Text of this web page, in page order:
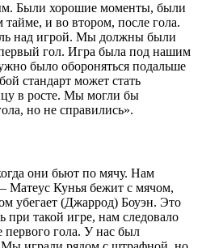
Были хорошие моменты, были
и во втором, после гола.
над игрой. Мы должны были
первый гол. Игра была под нашим
было обороняться подальше
стандарт может стать
в росте. Мы могли бы
но не справились».
они бьют по мячу. Нам
Матеус Кунья бежит с мячом,
убегает (Джаррод) Боуэн. Это
при такой игре, нам следовало
первого гола. У нас был